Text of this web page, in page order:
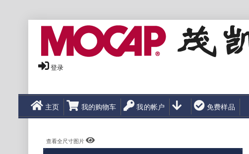
登录
主页 我的购物车 我的帐户 免费样品
查看全尺寸图片